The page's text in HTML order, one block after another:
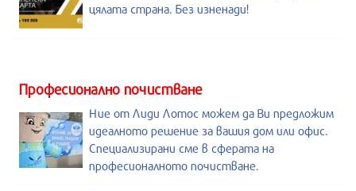
цялата страна. Без изненади!
Професионално почистване
Ние от Лиди Лотос можем да Ви предложим
идеалното решение за вашия дом или офис.
Специализирани сме в сферата на
професионалното почистване.